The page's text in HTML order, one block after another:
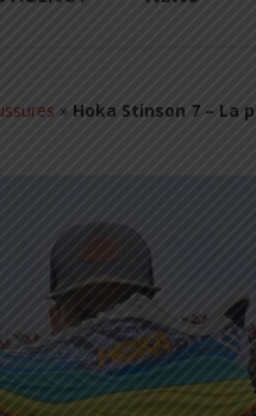
» Hoka Stinson 7 – La